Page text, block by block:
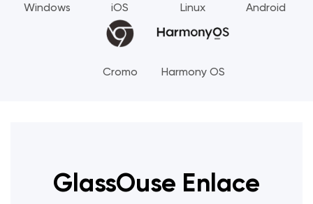
Windows iOS Linux Android
Cromo Harmony OS
GlassOuse Enlace